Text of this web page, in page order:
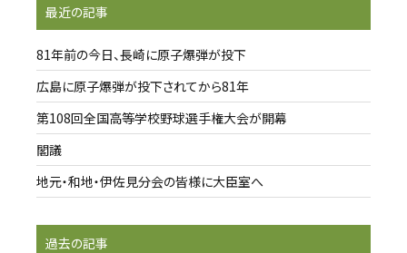
最近の記事
81年前の今日、長崎に原子爆弾が投下
広島に原子爆弾が投下されてから81年
第108回全国高等学校野球選手権大会が開幕
閣議
地元・和地・伊佐見分会の皆様に大臣室へ
過去の記事